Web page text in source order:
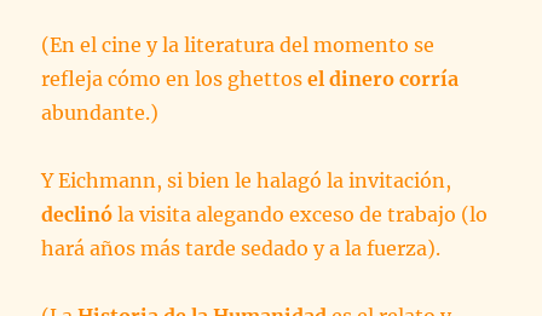
(En el cine y la literatura del momento se
refleja cómo en los ghettosel dinero corría
abundante.)
Y Eichmann, si bien le halagó la invitación,
declinó la visita alegando exceso de trabajo (lo
hará años más tarde sedado y a la fuerza).